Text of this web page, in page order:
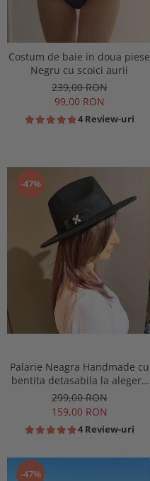
Costum de baie in doua piese
Negru cu scoici aurii
239,00 RON
99,00 RON
4 Review-uri
-47%
Palarie Neagra Handmade cu
bentita detasabila la alegere
si accesoriu
299,00 RON
159,00 RON
4 Review-uri
-47%